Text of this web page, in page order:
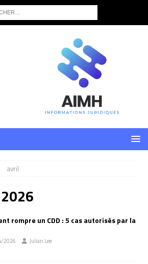
avril
rompre un CDD : 5 cas autorisés par la
2026 Julian Lee